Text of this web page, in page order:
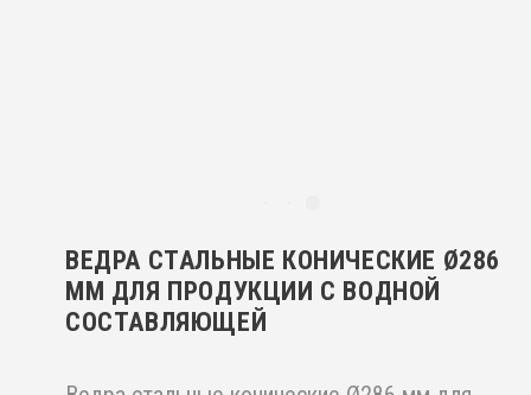
ВЕДРА СТАЛЬНЫЕ КОНИЧЕСКИЕ Ø286
ММ ДЛЯ ПРОДУКЦИИ С ВОДНОЙ
СОСТАВЛЯЮЩЕЙ